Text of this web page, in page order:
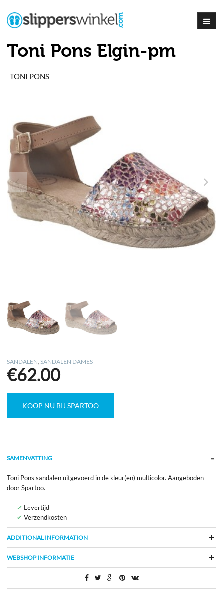
Toni Pons Elgin-pm
TONI PONS
SANDALEN ,SANDALEN DAMES
€62.00
KOOP NU BIJ SPARTOO
SAMENVATTING
Toni Pons sandalen uitgevoerd in de kleur(en) multicolor. Aangeboden
door Spartoo.
Levertijd
Verzendkosten
ADDITIONAL INFORMATION
WEBSHOP INFORMATIE